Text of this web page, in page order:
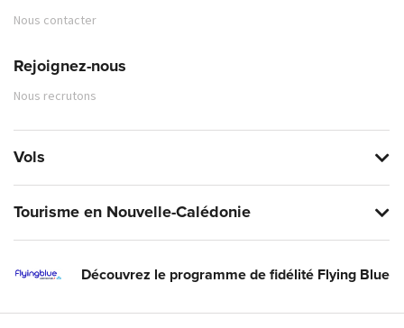
Nous contacter
Rejoignez-nous
Nous recrutons
Vols
Tourisme en Nouvelle-Calédonie
Découvrez le programme de fidélité Flying Blue